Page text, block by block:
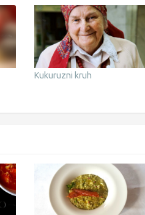
Kukuruzni kruh